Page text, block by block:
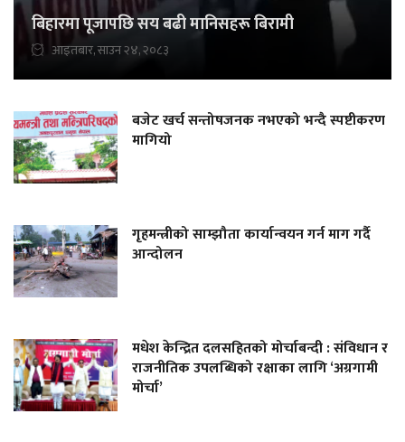
बिहारमा पूजापछि सय बढी मानिसहरू बिरामी
आइतबार, साउन २४, २०८३
बजेट खर्च सन्तोषजनक नभएको भन्दै स्पष्टीकरण
मागियो
गृहमन्त्रीको साम्झौता कार्यान्वयन गर्न माग गर्दै
आन्दोलन
मधेश केन्द्रित दलसहितको मोर्चाबन्दी : संविधान र
राजनीतिक उपलब्धिको रक्षाका लागि ‘अग्रगामी
मोर्चा’